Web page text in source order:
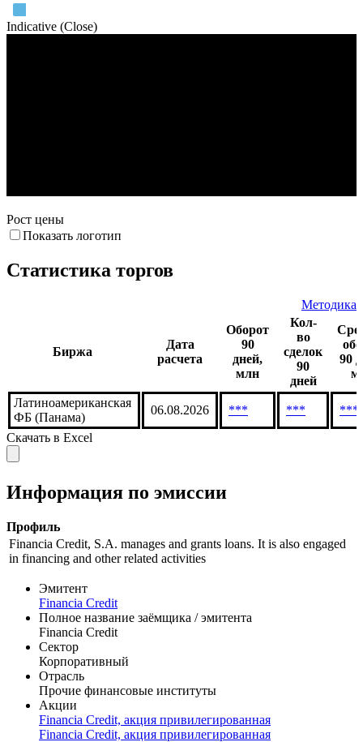
Indicative (Close)
Рост цены
Показать логотип
Статистика торгов
Методика
Биржа
Дата
расчета
Оборот
90
дней,
млн
Кол-
во
сделок
90
дней
90
Латиноамериканская
ФБ (Панама)
06.08.2026 *** ***
***
Скачать в Excel
Информация по эмиссии
Профиль
Financia Credit, S.A. manages and grants loans. It is also engaged
in financing and other related activities
Эмитент
Financia Credit
Полное название заёмщика / эмитента
Financia Credit
Сектор
Корпоративный
Отрасль
Прочие финансовые институты
Акции
Financia Credit, акция привилегированная
Financia Credit, акция привилегированная